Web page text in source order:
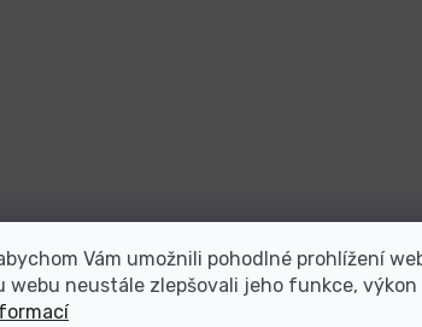
Vám umožnili pohodlné prohlížení
webu neustále zlepšovali jeho funkce, výkon